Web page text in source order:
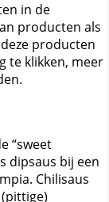
in de
producten als
producten
te klikken, meer
“sweet
dipsaus bij een
Chilisaus